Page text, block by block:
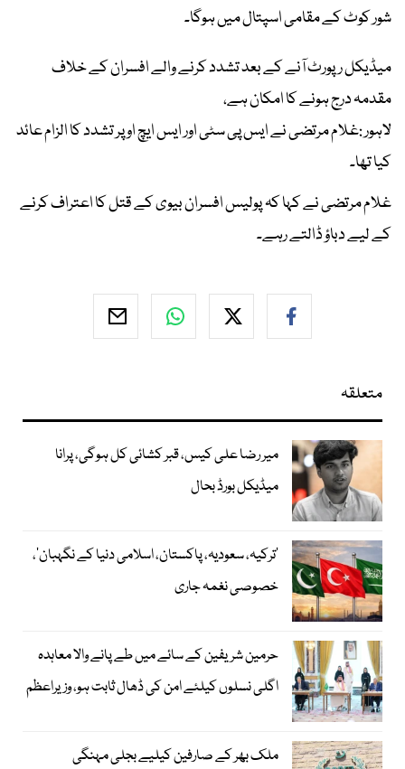
شور کوٹ کے مقامی اسپتال میں ہوگا۔
میڈیکل رپورٹ آنے کے بعد تشدد کرنے والے افسران کے خلاف
مقدمہ درج ہونے کا امکان ہے،
لاہور :غلام مرتضی نے ایس پی سٹی اور ایس ایچ او پر تشدد کا الزام عائد
کیا تھا۔
غلام مرتضی نے کہا کہ پولیس افسران بیوی کے قتل کا اعتراف کرنے
کے لیے دباؤ ڈالتے رہے۔
متعلقہ
میر رضا علی کیس، قبر کشائی کل ہوگی، پرانا
میڈیکل بورڈ بحال
‘ترکیہ، سعودیہ، پاکستان، اسلامی دنیا کے نگہبان’،
خصوصی نغمہ جاری
حرمین شریفین کے سائے میں طے پانے والا معاہدہ
اگلی نسلوں کیلئے امن کی ڈھال ثابت ہو، وزیراعظم
ملک بھر کے صارفین کیلیے بجلی مہنگی